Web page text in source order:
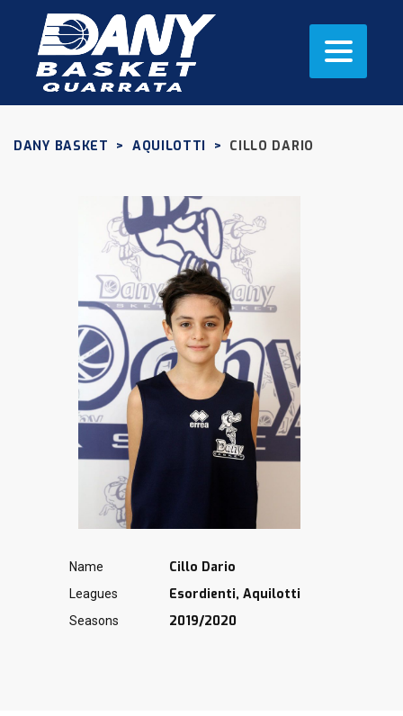
DANY BASKET > AQUILOTTI > CILLO DARIO
Name Cillo Dario
Leagues Esordienti, Aquilotti
Seasons 2019/2020